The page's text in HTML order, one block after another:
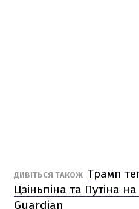
ДИВІТЬСЯ ТАКОЖ Трамп
Цзіньпіна та Путіна на
Guardian